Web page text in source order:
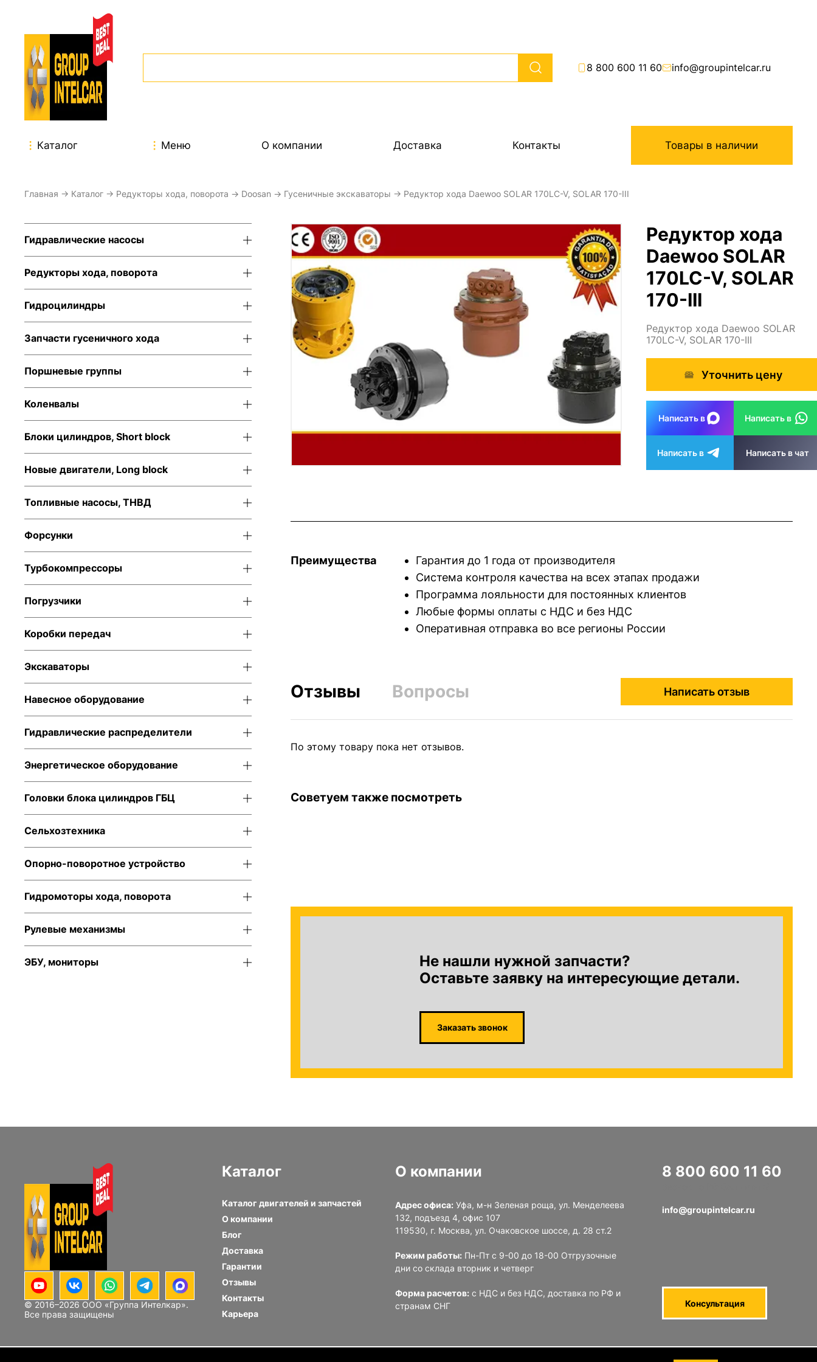
8 800 600 11 60 info@groupintelcar.ru
Каталог Меню О компании Доставка Контакты Товары в наличии
Главная → Каталог → Редукторы хода, поворота → Doosan → Гусеничные экскаваторы → Редуктор хода Daewoo SOLAR 170LC-V, SOLAR 170-III
Гидравлические насосы
Редукторы хода, поворота
Гидроцилиндры
Запчасти гусеничного хода
Поршневые группы
Коленвалы
Блоки цилиндров, Short block
Новые двигатели, Long block
Топливные насосы, ТНВД
Форсунки
Турбокомпрессоры
Погрузчики
Коробки передач
Экскаваторы
Навесное оборудование
Гидравлические распределители
Энергетическое оборудование
Головки блока цилиндров ГБЦ
Сельхозтехника
Опорно-поворотное устройство
Гидромоторы хода, поворота
Рулевые механизмы
ЭБУ, мониторы
Редуктор хода
Daewoo SOLAR
170LC-V, SOLAR
170-III
Редуктор хода Daewoo SOLAR
170LC-V, SOLAR 170-III
Уточнить цену
Написать в Написать в
Написать в Написать в чат
Преимущества
Гарантия до 1 года от производителя
Система контроля качества на всех этапах продажи
Программа лояльности для постоянных клиентов
Любые формы оплаты с НДС и без НДС
Оперативная отправка во все регионы России
Отзывы Вопросы Написать отзыв
По этому товару пока нет отзывов.
Советуем также посмотреть
Не нашли нужной запчасти?
Оставьте заявку на интересующие детали.
Заказать звонок
© 2016–2026 ООО «Группа Интелкар».
Все права защищены
Каталог
Каталог двигателей и запчастей
О компании
Блог
Доставка
Гарантии
Отзывы
Контакты
Карьера
О компании
Адрес офиса: Уфа, м-н Зеленая роща, ул. Менделеева
132, подъезд 4, офис 107
119530, г. Москва, ул. Очаковское шоссе, д. 28 ст.2
Режим работы: Пн-Пт с 9-00 до 18-00 Отгрузочные
дни со склада вторник и четверг
Форма расчетов: с НДС и без НДС, доставка по РФ и
странам СНГ
8 800 600 11 60
info@groupintelcar.ru
Консультация